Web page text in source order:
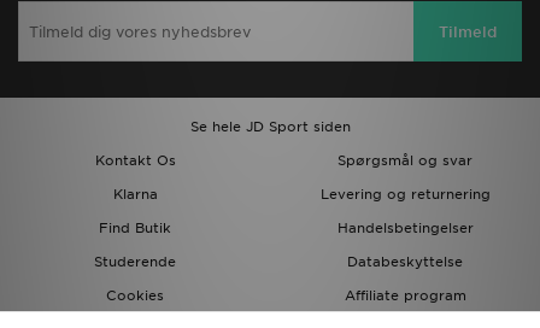
Tilmeld
Se hele JD Sport siden
Kontakt Os
Spørgsmål og svar
Klarna
Levering og returnering
Find Butik
Handelsbetingelser
Studerende
Databeskyttelse
Cookies
Affiliate program